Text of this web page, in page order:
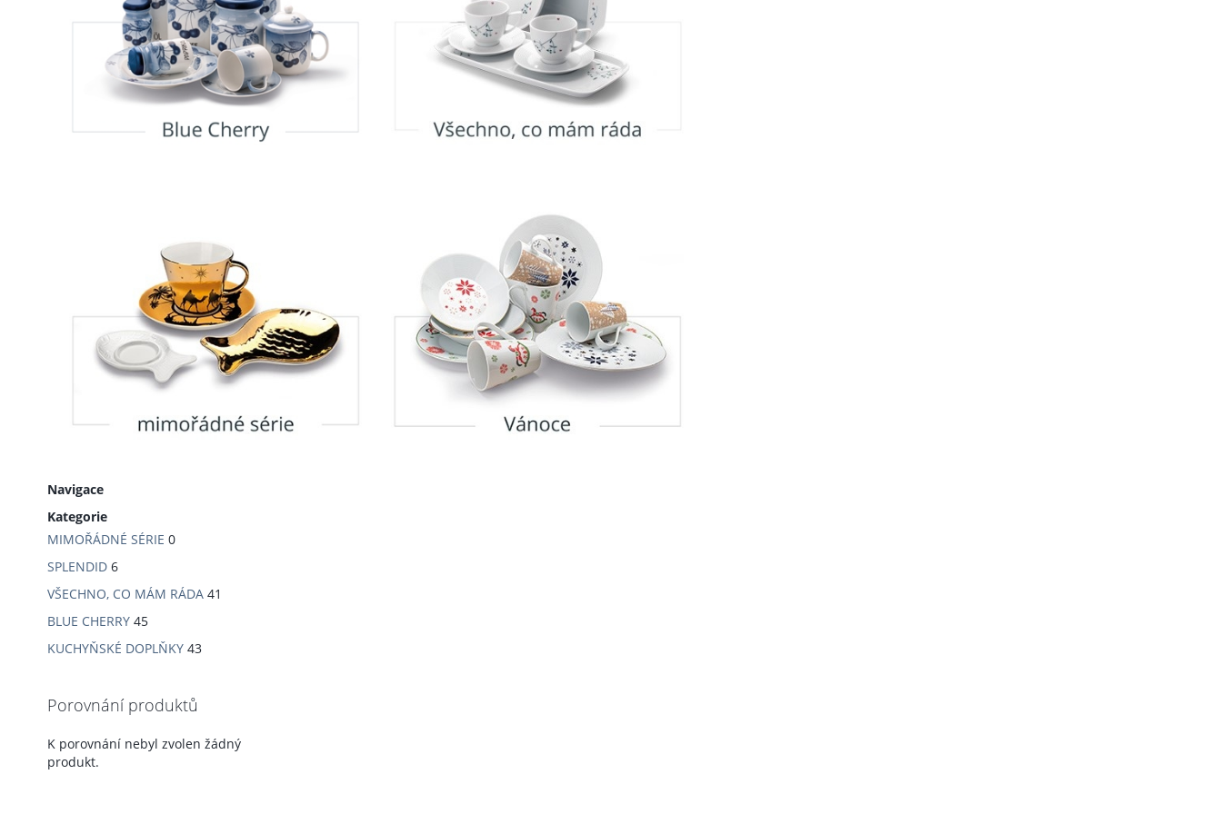
Navigace
Kategorie
MIMOŘÁDNÉ SÉRIE 0
SPLENDID 6
VŠECHNO, CO MÁM RÁDA 41
BLUE CHERRY 45
KUCHYŇSKÉ DOPLŇKY 43
Porovnání produktů
K porovnání nebyl zvolen žádný
produkt.